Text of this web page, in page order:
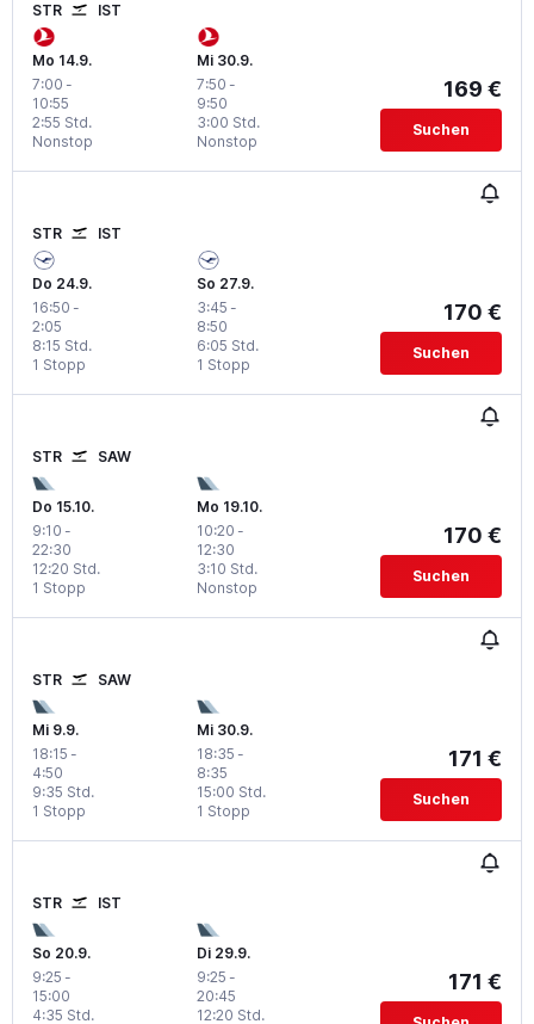
STR IST
Mo 14.9.
7:00 -
10:55
Nonstop
2:55 Std.
Mi 30.9.
7:50 -
9:50
Nonstop
3:00 Std.
169 €
Suchen
STR IST
Do 24.9.
16:50 -
2:05
1 Stopp
8:15 Std.
So 27.9.
3:45 -
8:50
1 Stopp
6:05 Std.
170 €
Suchen
STR SAW
Do 15.10.
9:10 -
22:30
1 Stopp
12:20 Std.
Mo 19.10.
10:20 -
12:30
Nonstop
3:10 Std.
170 €
Suchen
STR SAW
Mi 9.9.
18:15 -
4:50
1 Stopp
9:35 Std.
Mi 30.9.
18:35 -
8:35
1 Stopp
15:00 Std.
171 €
Suchen
STR IST
So 20.9.
9:25 -
15:00
4:35 Std.
Di 29.9.
9:25 -
20:45
12:20 Std.
171 €